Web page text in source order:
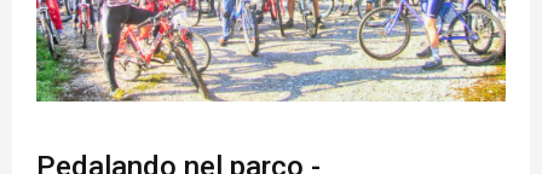
Pedalando nel parco -